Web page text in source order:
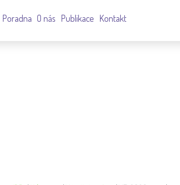
Poradna O nás Publikace Kontakt